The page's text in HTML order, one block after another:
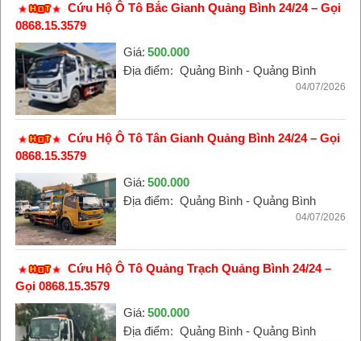
Cứu Hộ Ô Tô Bắc Gianh Quảng Bình 24/24 – Gọi
0868.15.3579
Giá: 500.000
Địa điểm: Quảng Bình - Quảng Bình
04/07/2026
Cứu Hộ Ô Tô Tân Gianh Quảng Bình 24/24 – Gọi
0868.15.3579
Giá: 500.000
Địa điểm: Quảng Bình - Quảng Bình
04/07/2026
Cứu Hộ Ô Tô Quảng Trạch Quảng Bình 24/24 –
Gọi 0868.15.3579
Giá: 500.000
Địa điểm: Quảng Bình - Quảng Bình